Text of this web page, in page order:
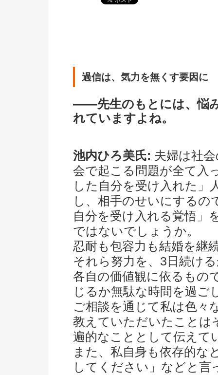
過信は、気力を無くす要因に
――先生のもとには、悩
れていますよね。
池内ひろ美氏: 夫婦は社
会で起こる問題が全て入
した自分を受け入れた」
し、相手のせいにするの
自分を受け入れる覚悟」
ではないでしょうか。
忍耐も包容力も結婚を継
それら努力を、3日続け
各自の価値観に依るもの
じるか無駄な時間を過
ご相談を通じて私は色々
教えていただいたことは
遍的なこととして伝えて
また、私自身も依存的な
してください」などと